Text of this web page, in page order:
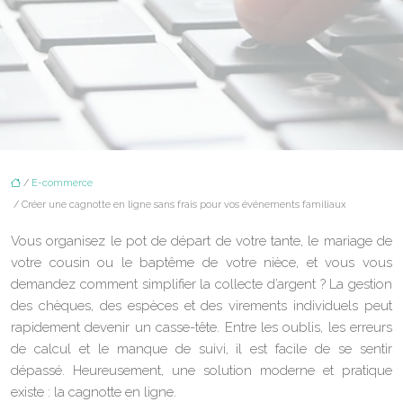
/ E-commerce
/ Créer une cagnotte en ligne sans frais pour vos événements familiaux
Vous organisez le pot de départ de votre tante, le mariage de
votre cousin ou le baptême de votre nièce, et vous vous
demandez comment simplifier la collecte d’argent ? La gestion
des chèques, des espèces et des virements individuels peut
rapidement devenir un casse-tête. Entre les oublis, les erreurs
de calcul et le manque de suivi, il est facile de se sentir
dépassé. Heureusement, une solution moderne et pratique
existe : la cagnotte en ligne.